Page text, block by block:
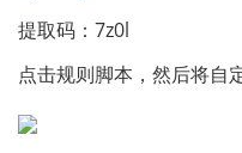
提取码：7z0l
点击规则脚本，然后将自